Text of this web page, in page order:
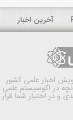
آخرین اخبار
اخبار علمی کشور
در اکوسیستم علمی
و در اختیار شما قرار